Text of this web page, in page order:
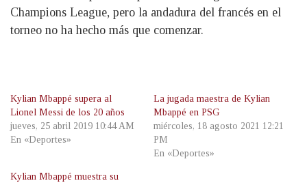
Champions League, pero la andadura del francés en el
torneo no ha hecho más que comenzar.
Kylian Mbappé supera al
Lionel Messi de los 20 años
jueves, 25 abril 2019 10:44 AM
En «Deportes»
La jugada maestra de Kylian
Mbappé en PSG
miércoles, 18 agosto 2021 12:21
PM
En «Deportes»
Kylian Mbappé muestra su